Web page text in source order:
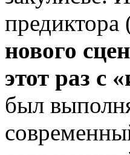
нового
этот раз с
был